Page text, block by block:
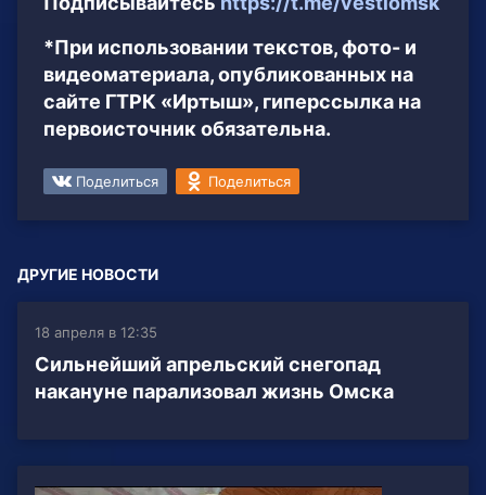
*При использовании текстов, фото- и
видеоматериала, опубликованных на
сайте ГТРК «Иртыш», гиперссылка на
первоисточник обязательна.
Поделиться Поделиться
ДРУГИЕ НОВОСТИ
18 апреля в 12:35
Сильнейший апрельский снегопад
накануне парализовал жизнь Омска